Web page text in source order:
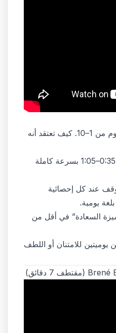
— قيّم مزاجك اليوم من 1–10. كيف تعتقد أنه
— قلّد من 0:35–1:05 بسرعة كاملة
عند كل إحصائية
السعادة” في أقل من
يوميتين للامتنان أو اللطف